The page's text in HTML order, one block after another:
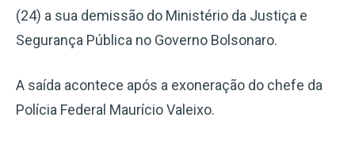
(24) a sua demissão do Ministério da Justiça e
Segurança Pública no Governo Bolsonaro.
A saída acontece após a exoneração do chefe da
Polícia Federal Maurício Valeixo.